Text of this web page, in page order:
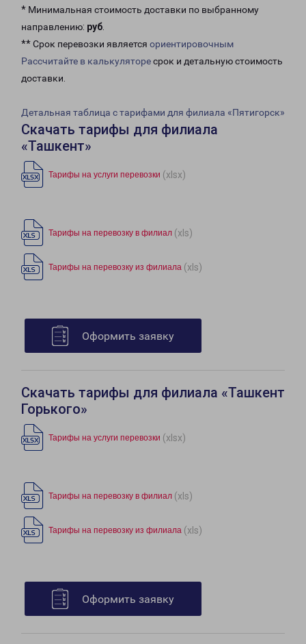
* Минимальная стоимость доставки по выбранному
направлению: руб.
** Срок перевозки является ориентировочным
Рассчитайте в калькуляторесрок и детальную стоимость
доставки.
Детальная таблица с тарифами для филиала «Пятигорск»
Скачать тарифы для филиала
«Ташкент»
Тарифы на услуги перевозки (xlsx)
Тарифы на перевозку в филиал (xls)
Тарифы на перевозку из филиала (xls)
Оформить заявку
Скачать тарифы для филиала «Ташкент
Горького»
Тарифы на услуги перевозки (xlsx)
Тарифы на перевозку в филиал (xls)
Тарифы на перевозку из филиала (xls)
Оформить заявку